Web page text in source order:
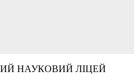
НАУКОВИЙ ЛІЦЕЙ